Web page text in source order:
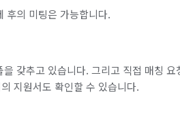
후의 미팅은 가능합니다.
갖추고 있습니다. 그리고 직접 매칭 요
지원서도 확인할 수 있습니다.